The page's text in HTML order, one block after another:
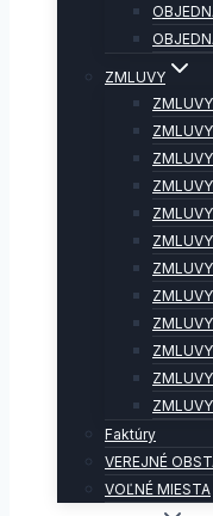
ZMLUVY
Faktúry
VEREJNÉ
VOĽNÉ MIESTA